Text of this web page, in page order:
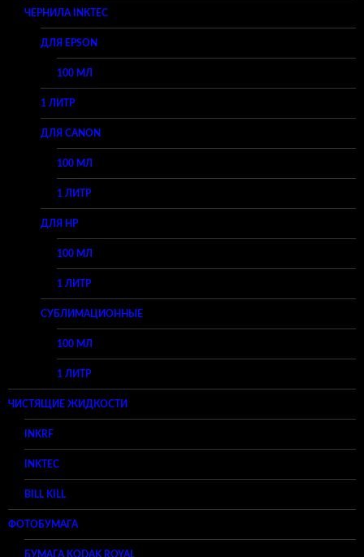
ЧЕРНИЛА INKTEC
ДЛЯ EPSON
100 МЛ
1 ЛИТР
ДЛЯ CANON
100 МЛ
1 ЛИТР
ДЛЯ HP
100 МЛ
1 ЛИТР
СУБЛИМАЦИОННЫЕ
100 МЛ
1 ЛИТР
ЧИСТЯЩИЕ ЖИДКОСТИ
INKRF
INKTEC
BILL KILL
ФОТОБУМАГА
БУМАГА KODAK ROYAL